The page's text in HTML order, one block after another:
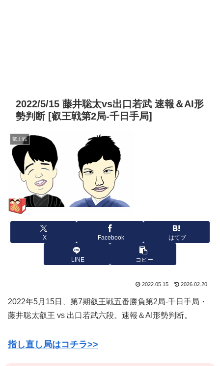
2022/5/15 藤井聡太vs出口若武 速報＆AI形
勢判断 [叡王戦第2局‐千日手局]
叡王戦
X Facebook はてブ
LINE コピー
2022.05.15 2026.02.20
2022年5月15日、第7期叡王戦五番勝負第2局-千日手局・
藤井聡太叡王 vs 出口若武六段。速報＆AI形勢判断。
指し直し局はコチラ>>